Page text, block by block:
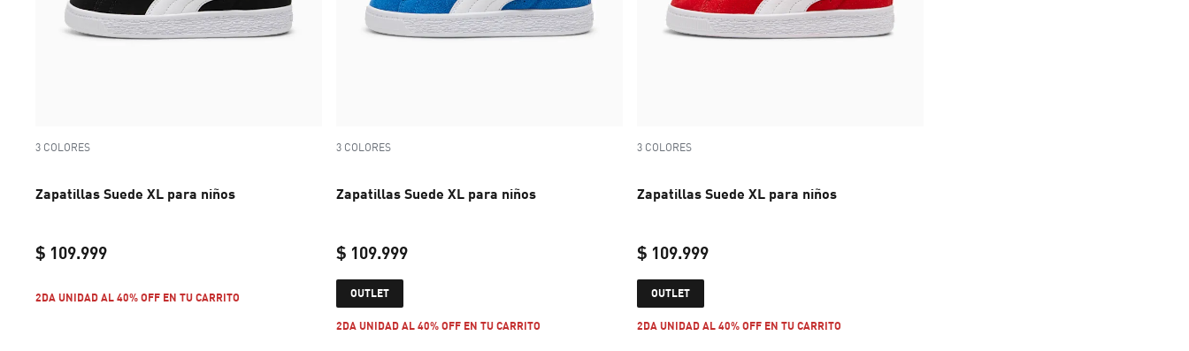
3 COLORES
Zapatillas Suede XL para niños
$ 109.999
2DA UNIDAD AL 40% OFF EN TU CARRITO
3 COLORES
Zapatillas Suede XL para niños
$ 109.999
OUTLET
2DA UNIDAD AL 40% OFF EN TU CARRITO
3 COLORES
Zapatillas Suede XL para niños
$ 109.999
OUTLET
2DA UNIDAD AL 40% OFF EN TU CARRITO